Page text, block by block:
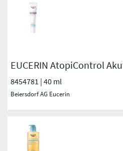
EUCERIN AtopiControl
8454781 | 40 ml
Beiersdorf AG Eucerin